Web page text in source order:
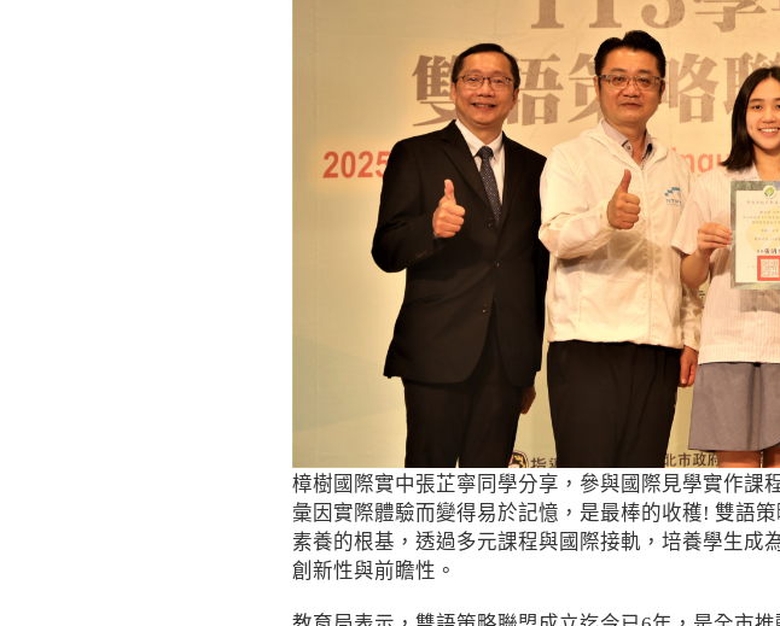
樟樹國際實中張芷寧同學分享，參與國際見學實作課
彙因實際體驗而變得易於記憶，是最棒的收穫! 雙語
素養的根基，透過多元課程與國際接軌，培養學生成
創新性與前瞻性。